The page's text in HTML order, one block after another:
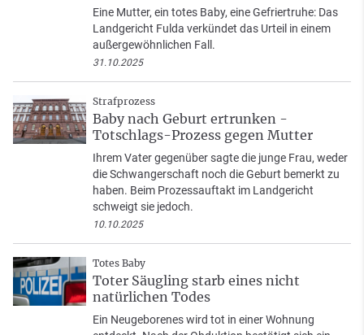
Eine Mutter, ein totes Baby, eine Gefriertruhe: Das
Landgericht Fulda verkündet das Urteil in einem
außergewöhnlichen Fall.
31.10.2025
Strafprozess
Baby nach Geburt ertrunken -
Totschlags-Prozess gegen Mutter
Ihrem Vater gegenüber sagte die junge Frau, weder
die Schwangerschaft noch die Geburt bemerkt zu
haben. Beim Prozessauftakt im Landgericht
schweigt sie jedoch.
10.10.2025
Totes Baby
Toter Säugling starb eines nicht
natürlichen Todes
Ein Neugeborenes wird tot in einer Wohnung